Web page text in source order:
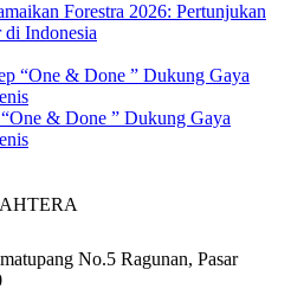
Forestra 2026: Pertunjukan
di Indonesia
& Done ” Dukung Gaya
No.5 Ragunan, Pasar